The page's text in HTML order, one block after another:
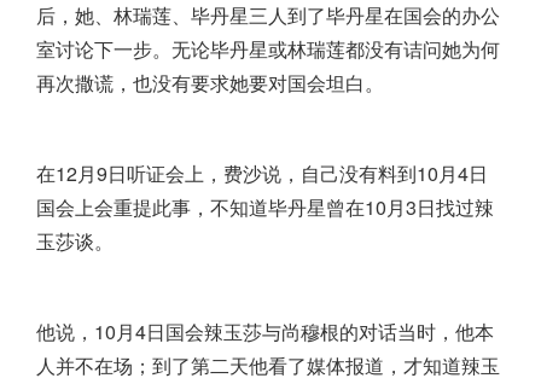
后，她、林瑞莲、毕丹星三人到了毕丹星在国会的办公
室讨论下一步。无论毕丹星或林瑞莲都没有诘问她为何
再次撒谎，也没有要求她要对国会坦白。
在12月9日听证会上，费沙说，自己没有料到10月4日
国会上会重提此事，不知道毕丹星曾在10月3日找过辣
玉莎谈。
他说，10月4日国会辣玉莎与尚穆根的对话当时，他本
人并不在场；到了第二天他看了媒体报道，才知道辣玉